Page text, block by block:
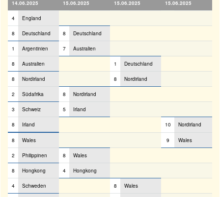
14.06.2025 15.06.2025 15.06.2025 15.06.2025
4 England
8 Deutschland 8 Deutschland
1 Argentinien 7 Australien
8 Australien 1 Deutschland
8 Nordirland 8 Nordirland
2 Südafrika 8 Nordirland
3 Schweiz 5 Irland
8 Irland 10 Nordirland
8 Wales 9 Wales
2 Philippinen 8 Wales
8 Hongkong 4 Hongkong
4 Schweden 8 Wales